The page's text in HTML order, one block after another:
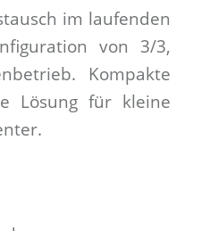
im laufenden
von 3/3,
Kompakte
Lösung für kleine